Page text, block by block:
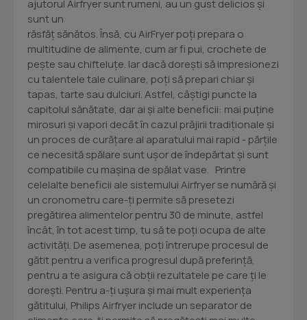
ajutorul Airfryer sunt rumeni, au un gust delicios şi
sunt un
răsfăţ sănătos. Însă, cu AirFryer poţi prepara o
multitudine de alimente, cum ar fi pui, crochete de
peşte sau chifteluţe. Iar dacă doreşti să impresionezi
cu talentele tale culinare, poţi să prepari chiar şi
tapas, tarte sau dulciuri. Astfel, câştigi puncte la
capitolul sănătate, dar ai şi alte beneficii: mai puţine
mirosuri şi vapori decât în cazul prăjirii tradiţionale şi
un proces de curăţare al aparatului mai rapid - părţile
ce necesită spălare sunt uşor de îndepărtat şi sunt
compatibile cu maşina de spălat vase. Printre
celelalte beneficii ale sistemului Airfryer se numără şi
un cronometru care-ţi permite să presetezi
pregătirea alimentelor pentru 30 de minute, astfel
încât, în tot acest timp, tu să te poţi ocupa de alte
activităţi. De asemenea, poţi întrerupe procesul de
gătit pentru a verifica progresul după preferinţă,
pentru a te asigura că obţii rezultatele pe care ţi le
doreşti. Pentru a-ţi uşura şi mai mult experienţa
gătitului, Philips Airfryer include un separator de